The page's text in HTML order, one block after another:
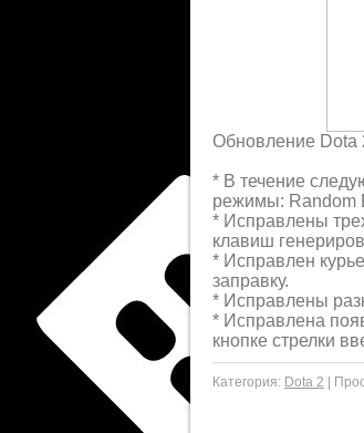
Обновление Dota
* В течение
режимы: Random
* Исправлены
клавиш
* Исправлен
заправку.
* Исправлены
* Исправлена
кнопке стрелки
Категория: Dota 2